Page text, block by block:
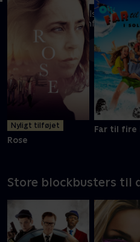
En FBI-agent må tilsidesætte
prisbelønnet actionfilm
Mere
Nyligt tilføjet
Rose
Far til fire
Store blockbusters til